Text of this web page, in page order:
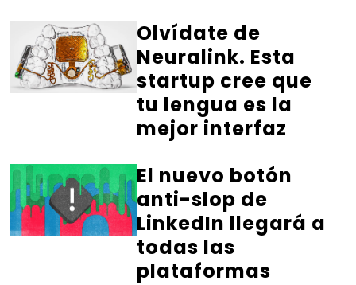
Olvídate de
Neuralink. Esta
startup cree que
tu lengua es la
mejor interfaz
El nuevo botón
anti-slop de
LinkedIn llegará a
todas las
plataformas